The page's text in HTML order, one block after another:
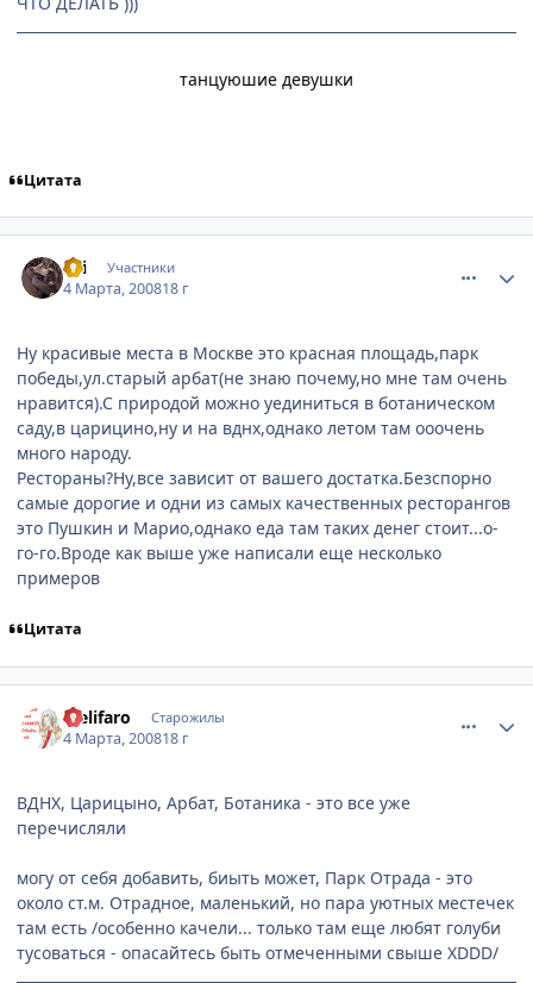
танцуюшие девушки
Цитата
Sаi Участники
4 Марта, 200818 г
Ну красивые места в Москве это красная площадь,парк
победы,ул.старый арбат(не знаю почему,но мне там очень
нравится).С природой можно уединиться в ботаническом
саду,в царицино,ну и на вднх,однако летом там ооочень
много народу.
Рестораны?Ну,все зависит от вашего достатка.Безспорно
самые дорогие и одни из самых качественных ресторангов
это Пушкин и Марио,однако еда там таких денег стоит...о-
го-го.Вроде как выше уже написали еще несколько
примеров
Цитата
Melifaro Старожилы
4 Марта, 200818 г
ВДНХ, Царицыно, Арбат, Ботаника - это все уже
перечисляли
могу от себя добавить, биыть может, Парк Отрада - это
около ст.м. Отрадное, маленький, но пара уютных местечек
там есть /особенно качели... только там еще любят голуби
тусоваться - опасайтесь быть отмеченными свыше XDDD/